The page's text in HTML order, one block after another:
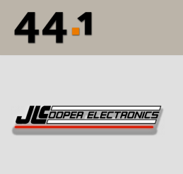
Aller
au
contenu